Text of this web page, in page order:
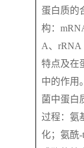
蛋白质的
构：
A、 rRNA
特点及在
中的作用
菌中蛋白
过程：氨
化；氨酰-